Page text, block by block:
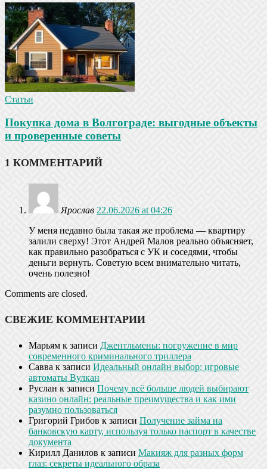
Статьи
Покупка дома в Волгограде: выгодные объекты
и проверенные советы
1 КОММЕНТАРИЙ
Ярослав 22.06.2026 at 04:26
У меня недавно была такая же проблема — квартиру
залили сверху! Этот Андрей Малов реально объясняет,
как правильно разобраться с УК и соседями, чтобы
деньги вернуть. Советую всем внимательно читать,
очень полезно!
Comments are closed.
СВЕЖИЕ КОММЕНТАРИИ
Марьям к записи Джентльмены: погружение в мир
современного криминального триллера
Савва к записи Идеальный онлайн выбор: игровые
автоматы Вулкан
Руслан к записи Почему всё больше людей выбирают
казино онлайн: реальные преимущества и как ими
разумно пользоваться
Григорий Грибов к записи Получение займа на
банковскую карту, используя только паспорт в качестве
документа
Кирилл Данилов к записи Макияж для разных форм
глаз: секреты идеального образа